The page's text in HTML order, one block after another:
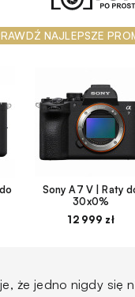
NAJLEPSZE
Sony A7 V | Raty
30x0%
12 999 zł
że jedno nigdy się